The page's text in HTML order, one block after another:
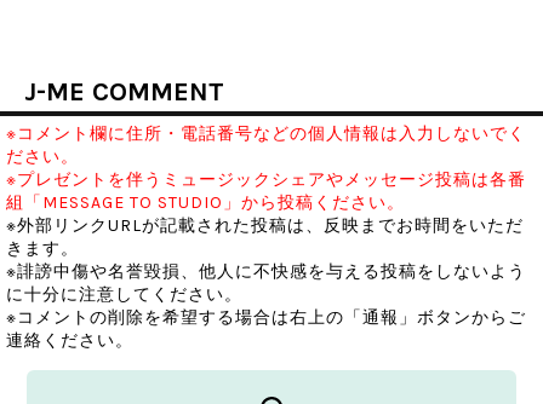
J-ME COMMENT
※コメント欄に住所・電話番号などの個人情報は入力しないでく
ださい。
※プレゼントを伴うミュージックシェアやメッセージ投稿は各番
組「MESSAGE TO STUDIO」から投稿ください。
※外部リンクURLが記載された投稿は、反映までお時間をいただ
きます。
※誹謗中傷や名誉毀損、他人に不快感を与える投稿をしないよう
に十分に注意してください。
※コメントの削除を希望する場合は右上の「通報」ボタンからご
連絡ください。